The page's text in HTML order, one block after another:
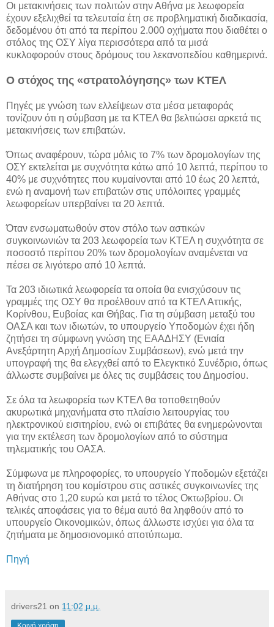
Οι μετακινήσεις των πολιτών στην Αθήνα με λεωφορεία
έχουν εξελιχθεί τα τελευταία έτη σε προβληματική διαδικασία,
δεδομένου ότι από τα περίπου 2.000 οχήματα που διαθέτει ο
στόλος της ΟΣΥ λίγα περισσότερα από τα μισά
κυκλοφορούν στους δρόμους του λεκανοπεδίου καθημερινά.
Ο στόχος της «στρατολόγησης» των ΚΤΕΛ
Πηγές με γνώση των ελλείψεων στα μέσα μεταφοράς
τονίζουν ότι η σύμβαση με τα ΚΤΕΛ θα βελτιώσει αρκετά τις
μετακινήσεις των επιβατών.
Όπως αναφέρουν, τώρα μόλις το 7% των δρομολογίων της
ΟΣΥ εκτελείται με συχνότητα κάτω από 10 λεπτά, περίπου το
40% με συχνότητες που κυμαίνονται από 10 έως 20 λεπτά,
ενώ η αναμονή των επιβατών στις υπόλοιπες γραμμές
λεωφορείων υπερβαίνει τα 20 λεπτά.
Όταν ενσωματωθούν στον στόλο των αστικών
συγκοινωνιών τα 203 λεωφορεία των ΚΤΕΛ η συχνότητα σε
ποσοστό περίπου 20% των δρομολογίων αναμένεται να
πέσει σε λιγότερο από 10 λεπτά.
Τα 203 ιδιωτικά λεωφορεία τα οποία θα ενισχύσουν τις
γραμμές της ΟΣΥ θα προέλθουν από τα ΚΤΕΛ Αττικής,
Κορίνθου, Ευβοίας και Θήβας. Για τη σύμβαση μεταξύ του
ΟΑΣΑ και των ιδιωτών, το υπουργείο Υποδομών έχει ήδη
ζητήσει τη σύμφωνη γνώση της ΕΑΑΔΗΣΥ (Ενιαία
Ανεξάρτητη Αρχή Δημοσίων Συμβάσεων), ενώ μετά την
υπογραφή της θα ελεγχθεί από το Ελεγκτικό Συνέδριο, όπως
άλλωστε συμβαίνει με όλες τις συμβάσεις του Δημοσίου.
Σε όλα τα λεωφορεία των ΚΤΕΛ θα τοποθετηθούν
ακυρωτικά μηχανήματα στο πλαίσιο λειτουργίας του
ηλεκτρονικού εισιτηρίου, ενώ οι επιβάτες θα ενημερώνονται
για την εκτέλεση των δρομολογίων από το σύστημα
τηλεματικής του ΟΑΣΑ.
Σύμφωνα με πληροφορίες, το υπουργείο Υποδομών εξετάζει
τη διατήρηση του κομίστρου στις αστικές συγκοινωνίες της
Αθήνας στο 1,20 ευρώ και μετά το τέλος Οκτωβρίου. Οι
τελικές αποφάσεις για το θέμα αυτό θα ληφθούν από το
υπουργείο Οικονομικών, όπως άλλωστε ισχύει για όλα τα
ζητήματα με δημοσιονομικό αποτύπωμα.
Πηγή
drivers21 on 11:02 μ.μ.